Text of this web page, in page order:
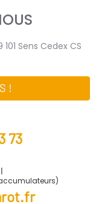
Sens Cedex CS
!
73